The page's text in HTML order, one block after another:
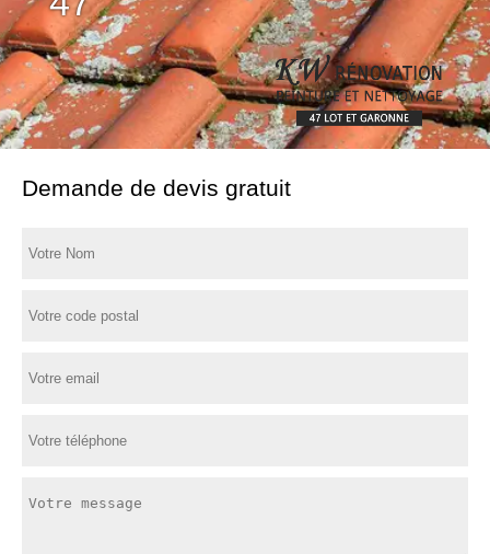
Demande de devis gratuit